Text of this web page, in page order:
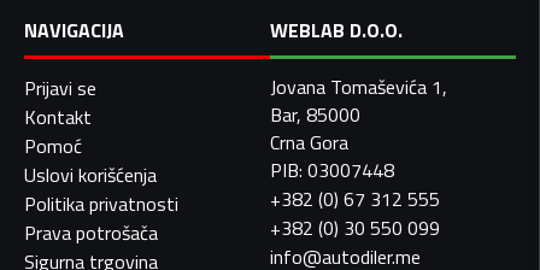
NAVIGACIJA
Prijavi se
Kontakt
Pomoć
Uslovi korišćenja
Politika privatnosti
Prava potrošača
Sigurna trgovina
WEBLAB D.O.O.
Jovana Tomaševića 1,
Bar, 85000
Crna Gora
PIB: 03007448
+382 (0) 67 312 555
+382 (0) 30 550 099
info@autodiler.me